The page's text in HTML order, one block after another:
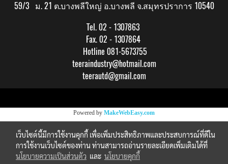
59/3 ม. 21 ต.บางพลีใหญ่ อ.บางพลี จ.สมุทรปราการ 10540
Tel. 02 - 1307863
Fax. 02 - 1307864
Hotline 081-5673755
teeraindustry@hotmail.com
teerautd@gmail.com
Powered by MakeWebEasy.com
เว็บไซต์นี้มีการใช้งานคุกกี้ เพื่อเพิ่มประสิทธิภาพและประสบการณ์ที่ดีใน
การใช้งานเว็บไซต์ของท่าน ท่านสามารถอ่านรายละเอียดเพิ่มเติมได้ที่
นโยบายความเป็นส่วนตัว และ นโยบายคุกกี้